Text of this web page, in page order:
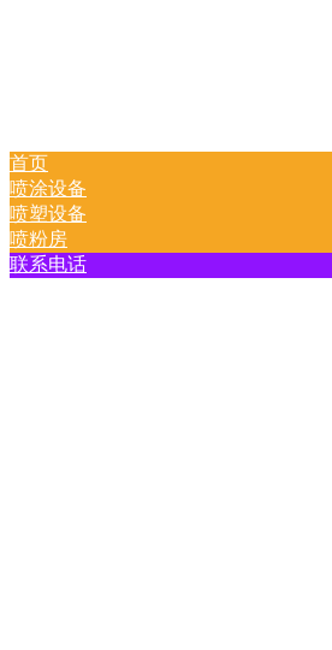
首页
喷涂设备
喷塑设备
喷粉房
联系电话